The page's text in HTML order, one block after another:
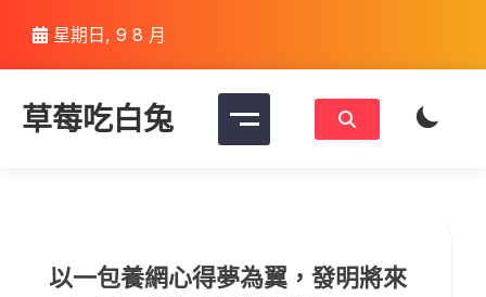
content
星期日, 9 8 月
草莓吃白兔
以一包養網心得夢為翼，發明將來